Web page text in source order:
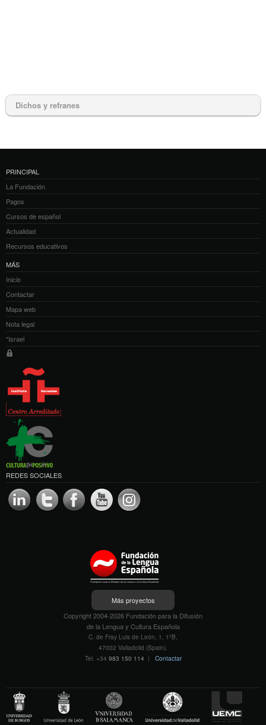
Dichos y refranes
PRINCIPAL
La Fundación
Pagos
Cursos de español
Actualidad
Recursos educativos
MÁS
Inicio
Contactar
Mapa web
Nota legal
*Israel
REDES SOCIALES
Más proyectos
Copyright 2004-2026 Fundación para la Difusión
de la Lengua y Cultura Española
C. de Fray Luis de León, 1, 1ºB,
47002 Valladolid (Spain).
Tel. +34 983 150 114 | Contactar